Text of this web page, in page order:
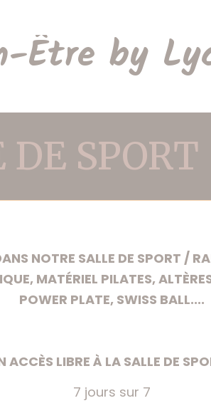
Être by
DE SPORT
NOTRE SALLE DE SPORT /
MATÉRIEL PILATES,
POWER PLATE, SWISS BALL....
ACCÈS LIBRE À LA SALLE DE
7 jours sur 7